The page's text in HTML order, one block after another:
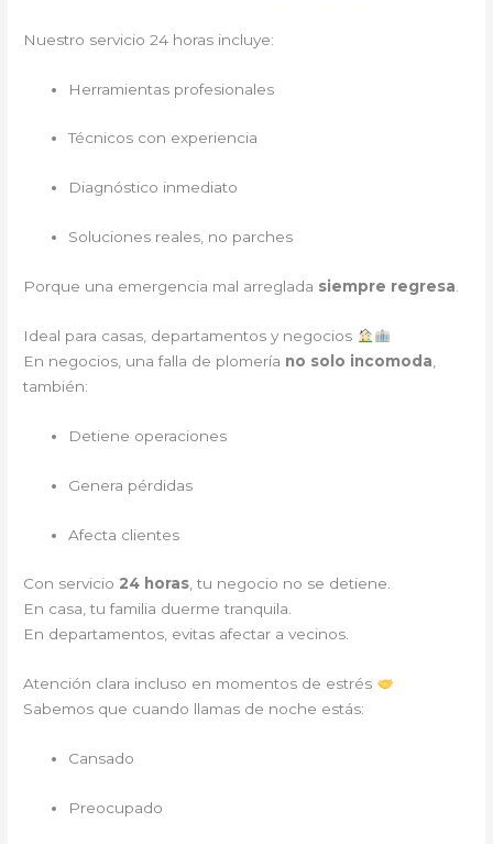
Nuestro servicio 24 horas incluye:
Herramientas profesionales
Técnicos con experiencia
Diagnóstico inmediato
Soluciones reales, no parches
Porque una emergencia mal arreglada siempre regresa
Ideal para casas, departamentos y negocios
En negocios, una falla de plomería no solo incomoda
también:
Detiene operaciones
Genera pérdidas
Afecta clientes
Con servicio 24 horas, tu negocio no se detiene.
En casa, tu familia duerme tranquila.
En departamentos, evitas afectar a vecinos.
Atención clara incluso en momentos de estrés
Sabemos que cuando llamas de noche estás:
Cansado
Preocupado